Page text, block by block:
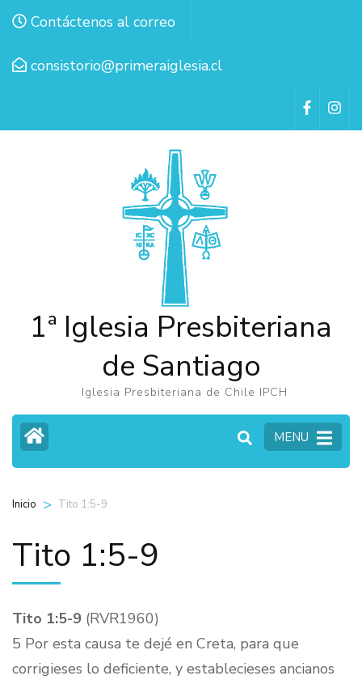
Contáctenos al correo
consistorio@primeraiglesia.cl
1ª Iglesia Presbiteriana
de Santiago
Iglesia Presbiteriana de Chile IPCH
MENU
Inicio > Tito 1:5-9
Tito 1:5-9
Tito 1:5-9 (RVR1960)
5 Por esta causa te dejé en Creta, para que
corrigieses lo deficiente, y establecieses ancianos